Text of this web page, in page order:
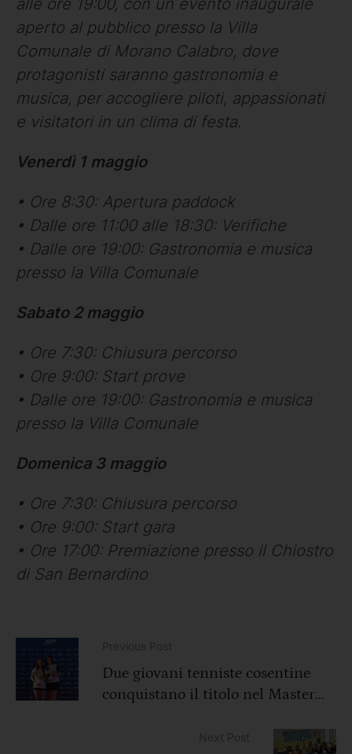
alle ore 19:00, con un evento inaugurale
aperto al pubblico presso la Villa
Comunale di Morano Calabro, dove
protagonisti saranno gastronomia e
musica, per accogliere piloti, appassionati
e visitatori in un clima di festa.
Venerdì 1 maggio
• Ore 8:30: Apertura paddock
• Dalle ore 11:00 alle 18:30: Verifiche
• Dalle ore 19:00: Gastronomia e musica
presso la Villa Comunale
Sabato 2 maggio
• Ore 7:30: Chiusura percorso
• Ore 9:00: Start prove
• Dalle ore 19:00: Gastronomia e musica
presso la Villa Comunale
Domenica 3 maggio
• Ore 7:30: Chiusura percorso
• Ore 9:00: Start gara
• Ore 17:00: Premiazione presso il Chiostro
di San Bernardino
Due giovani tenniste cosentine
conquistano il titolo nel Master